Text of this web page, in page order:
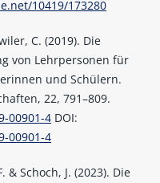
10419/173280
C. (2019). Die
von Lehrpersonen für
und Schülern.
22, 791–809.
00901-4DOI:
00901-4
& Schoch, J. (2023). Die